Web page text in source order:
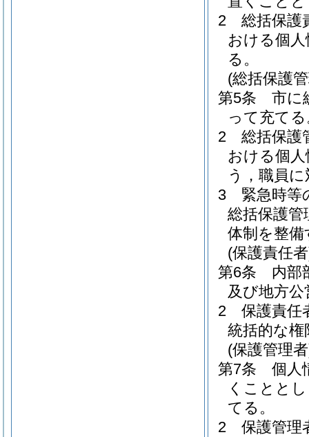
2
総括保護
おける個
る。
(総括保護
第5条
市に
って充て
2
総括保護
おける個
う，職員
3
緊急時等
総括保護管
体制を整備
(保護責任
第6条
内部
及び地方
2
保護責任
統括的な
(保護管理
第7条
個人
くことと
てる。
2
保護管理